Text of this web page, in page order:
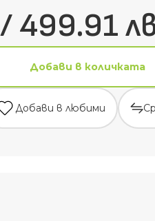
499.91
Добави в количката
Добави в любими